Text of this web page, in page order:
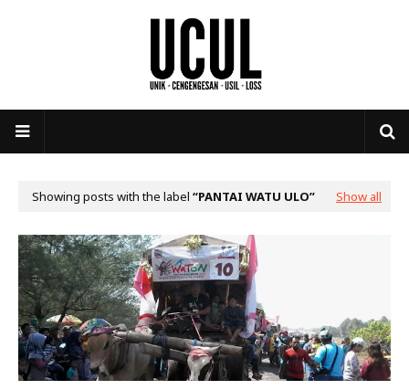
Showing posts with the label PANTAI WATU ULO Show all